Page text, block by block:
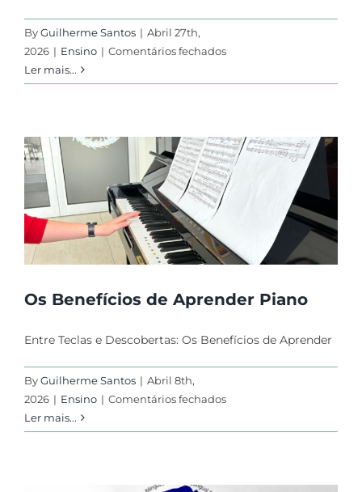
ByGuilherme Santos | Abril 27th,
2026 | Ensino | Comentários fechadosem
Feira
do
Colégio
do
Ler mais...
Os Benefícios de Aprender Piano
Entre Teclas e Descobertas: Os Benefícios de Aprender
ByGuilherme Santos | Abril 8th,
2026 | Ensino | Comentários fechadosem
Benefícios
Ler mais...